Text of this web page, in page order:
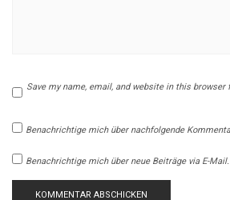
Save my name, email, and website in this
Benachrichtige mich über nachfolgende
Benachrichtige mich über neue Beiträge via E-Mail.